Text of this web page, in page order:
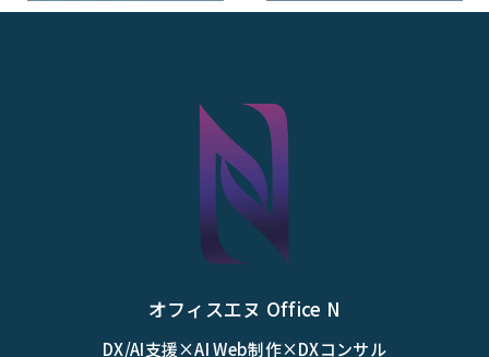
オフィスエヌ Office N
DX/AI支援×AI Web制作×DXコンサル